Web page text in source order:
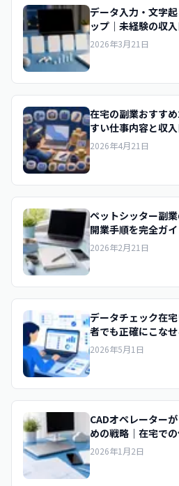
データ入力・文字
ップ｜未経験の収
2026年3月21日
在宅の副業おすす
すい仕事内容と収入
2026年4月21日
ペットシッター副
開業手順を完全ガイ
2026年2月21日
データチェック在
者でも正確にこな
2026年5月1日
CADオペレーター
めの戦略｜在宅で
【2026年版】
2026年1月2日